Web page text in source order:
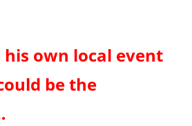
own local event
be the